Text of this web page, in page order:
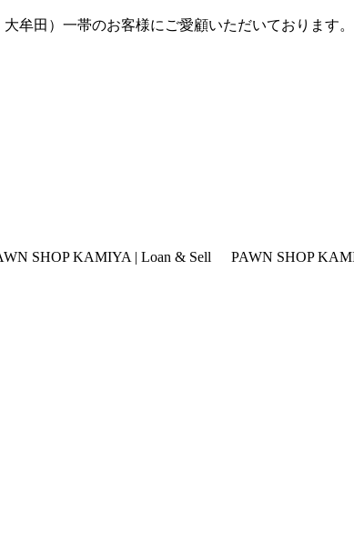
牟田）一帯のお客様にご愛顧いただいております。
| Loan & Sell PAWN SHOP KAMIYA | Loan &